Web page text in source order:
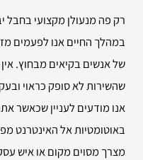
רק פה מנעולן מקצועי בחבל
במהלך החיים אנו לפעמים
של אנשים בקיאים מבחוץ.
שהשירות לא סופק כראוי
אנו מודעים לעניין שכאשר
באוטומטיות אל האינטרנט
מצרך מסוים מקום או איש